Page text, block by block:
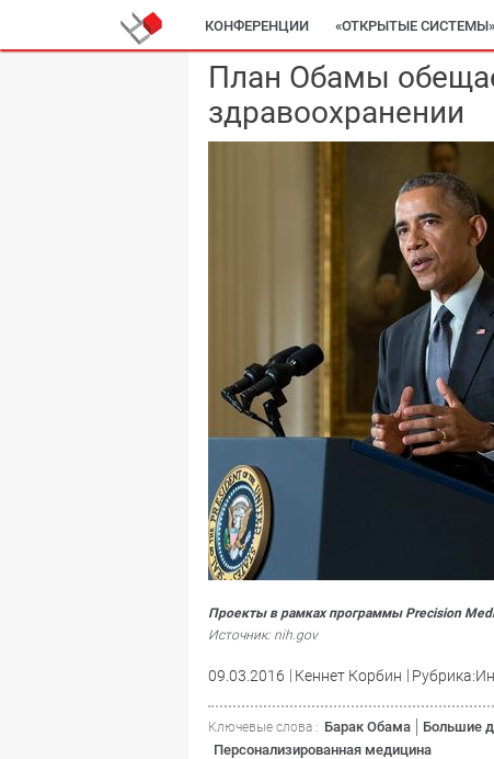
КОНФЕРЕНЦИИ «ОТКРЫТЫЕ СИСТЕМЫ»
План Обамы
здравоохранении
Проекты в рамках программы Precision
Источник: nih.gov
09.03.2016 Кеннет Корбин
Ключевые слова : Барак Обама Большие
Персонализированная медицина